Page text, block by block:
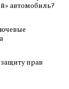
автомобиль?
прав